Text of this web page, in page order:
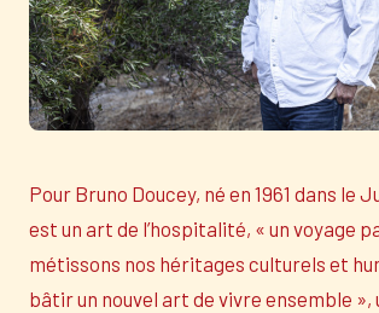
Pour Bruno Doucey, né en 1961 dans le
est un art de l’hospitalité, « un voyage
métissons nos héritages culturels et
bâtir un nouvel art de vivre ensemble